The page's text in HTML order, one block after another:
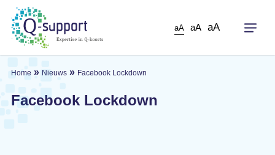
Skip
main
content
aA aA aA
Home » Nieuws» Facebook Lockdown
Facebook Lockdown